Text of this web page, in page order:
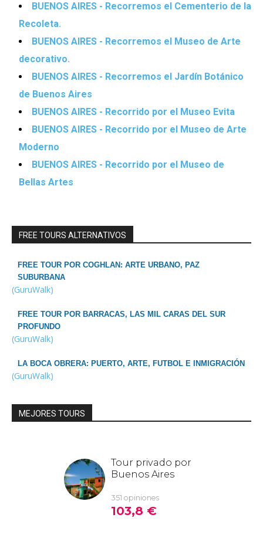
BUENOS AIRES - Recorremos el Cementerio de la
Recoleta.
BUENOS AIRES - Recorremos el Museo de Arte
decorativo.
BUENOS AIRES - Recorremos el Jardín Botánico
de Buenos Aires
BUENOS AIRES - Recorrido por el Museo Evita
BUENOS AIRES - Recorrido por el Museo de Arte
Moderno
BUENOS AIRES - Recorrido por el Museo de
Bellas Artes
FREE TOURS ALTERNATIVOS
FREE TOUR POR COGHLAN: ARTE URBANO, PAZ
SUBURBANA
(GuruWalk)
FREE TOUR POR BARRACAS, LAS MIL CARAS DEL SUR
PROFUNDO
(GuruWalk)
LA BOCA OBRERA: PUERTO, ARTE, FUTBOL E INMIGRACIÓN
(GuruWalk)
MEJORES TOURS